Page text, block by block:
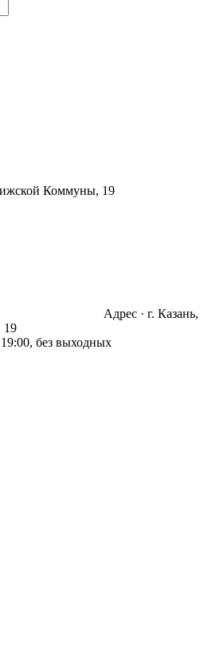
Коммуны, 19
Адрес · г. Казань,
19
без выходных